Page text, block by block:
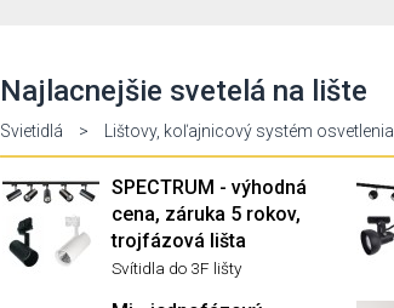
Najlacnejšie svetelá na lište
Svietidlá > Lištovy, koľajnicový systém osvetlenia
SPECTRUM - výhodná
cena, záruka 5 rokov,
trojfázová lišta
Svítidla do 3F lišty